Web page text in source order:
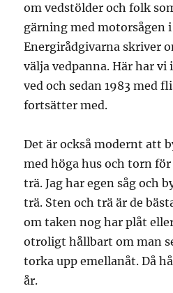
om vedstölder och folk
gärning med motorsågen
Energirådgivarna skriver
välja vedpanna. Här har
ved och sedan 1983 med
fortsätter med.
Det är också modernt att
med höga hus och torn
trä. Jag har egen såg och
trä. Sten och trä är de
om taken nog har plåt
otroligt hållbart om man
torka upp emellanåt. Då
år.